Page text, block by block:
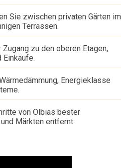
Sie zwischen privaten Gärten im
Terrassen.
Zugang zu den oberen Etagen,
Einkäufe.
Energieklasse
von Olbias bester
Märkten entfernt.